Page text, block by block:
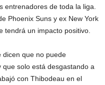
entrenadores de toda la liga.
Phoenix Suns y ex New York
tendrá un impacto positivo.
dicen que no puede
solo está desgastando a
con Thibodeau en el